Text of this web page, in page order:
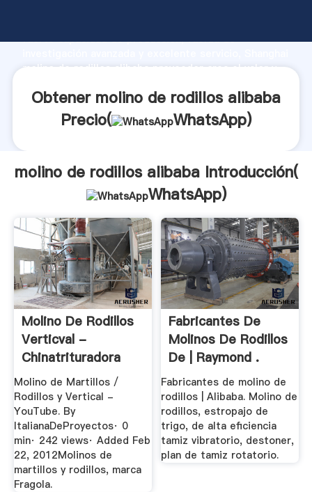
fuerte capacidad de producción, fuerza de
molino de rodillos alibaba proveedor crea el valor y
Obtener molino de rodillos alibaba
Precio(
WhatsApp)
molino de rodillos alibaba Introducción(
WhatsApp)
Molino De Rodillos
Verticval -
Chinatrituradora
Molino de Martillos /
Rodillos y Vertical -
YouTube. By
ItalianaDeProyectos· 0
min· 242 views· Added Feb
22, 2012Molinos de
martillos y rodillos, marca
Fragola.
Fabricantes De
Molinos De Rodillos
De | Raymond .
Fabricantes de molino de
rodillos | Alibaba. Molino de
rodillos, estropajo de
trigo, de alta eficiencia
tamiz vibratorio, destoner,
plan de tamiz rotatorio.